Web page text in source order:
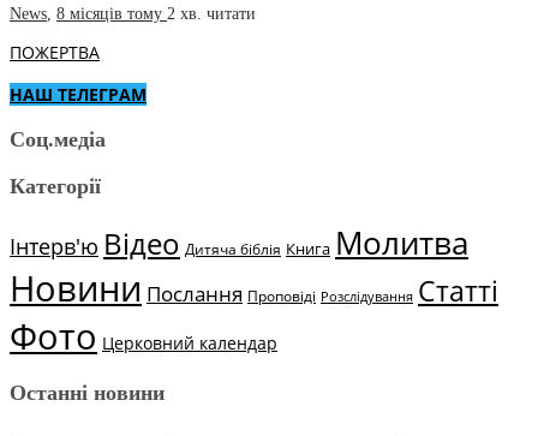
News, 8 місяців тому 2 хв. читати
ПОЖЕРТВА
НАШ ТЕЛЕГРАМ
Соц.медіа
Категорії
Інтерв'ю Відео Дитяча біблія Книга Молитва
Новини Послання Проповіді Розслідування Статті
Фото Церковний календар
Останні новини